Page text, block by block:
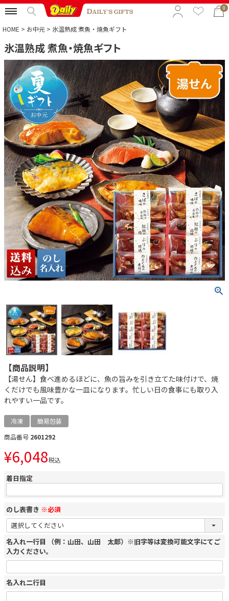
0
特集から選ぶ
予算から選ぶ
カテゴリから選ぶ
贈る相手から選ぶ
HOME お中元 氷温熟成 煮魚・焼魚ギフト
氷温熟成 煮魚・焼魚ギフト
【商品説明】
【湯せん】食べ進めるほどに、魚の旨みを引き立てた味付けで、焼
くだけでも風味豊かな一皿になります。忙しい日の食事にも取り入
れやすい一品です。
冷凍
簡易包装
商品番号 2601292
¥6,048税込
着日指定
のし表書き ※必須
名入れ一行目 （例：山田、山田 太郎）※旧字等は変換可能文字にてご
入力ください。
名入れ二行目